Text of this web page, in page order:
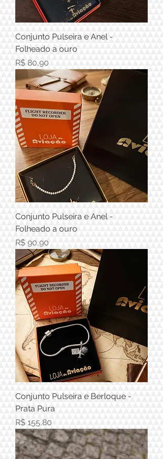
Conjunto Pulseira e Anel -
Folheado a ouro
Preço
R$ 80,90
Conjunto Pulseira e Anel -
Folheado a ouro
Preço
R$ 90,90
Conjunto Pulseira e Berloque -
Prata Pura
Preço
R$ 155,80